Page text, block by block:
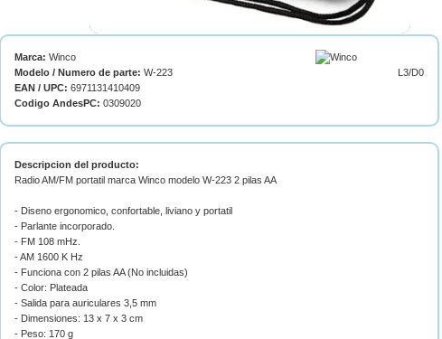
L3/D0
Marca: Winco
Modelo / Numero de parte: W-223
EAN / UPC: 6971131410409
Codigo AndesPC: 0309020
Descripcion del producto:
Radio AM/FM portatil marca Winco modelo W-223 2 pilas AA
- Diseno ergonomico, confortable, liviano y portatil
- Parlante incorporado.
- FM 108 mHz.
- AM 1600 K Hz
- Funciona con 2 pilas AA (No incluidas)
- Color: Plateada
- Salida para auriculares 3,5 mm
- Dimensiones: 13 x 7 x 3 cm
- Peso: 170 g